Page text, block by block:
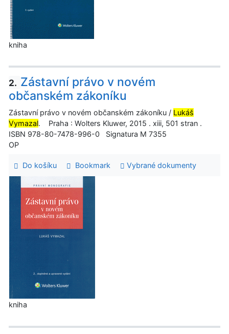
kniha
2. Zástavní právo v novém
občanském zákoníku
Zástavní právo v novém občanském zákoníku / Lukáš
Vymazal. Praha : Wolters Kluwer, 2015 . xiii, 501 stran .
ISBN 978-80-7478-996-0 Signatura M 7355
OP
Do košíku Bookmark Vybrané dokumenty
kniha